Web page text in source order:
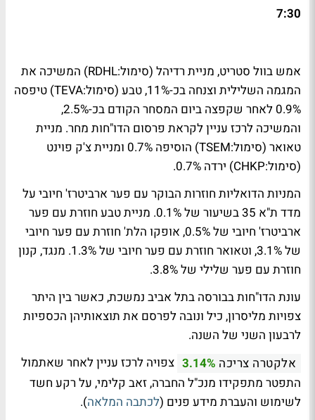
7:30
אמש בוול סטריט, מניית רדיהל (סימול:RDHL) המשיכה את
המגמה השלילית וצנחה בכ-11%, טבע (סימול:TEVA) טיפסה
0.9% לאחר שקפצה ביום המסחר הקודם בכ-2.5%,
והמשיכה לרכז עניין לקראת פרסום הדו"חות מחר. מניית
טאואר (סימול:TSEM) הוסיפה 0.7% ומניית צ'ק פוינט
(סימול:CHKP) ירדה 0.7%.
המניות הדואליות חוזרות הבוקר עם פער ארביטרז' חיובי על
מדד ת"א 35 בשיעור של 0.1%. מניית טבע חוזרת עם פער
ארביטרז' חיובי של 0.5%, אופקו הלת' חוזרת עם פער חיובי
של 3.1%, וטאואר חוזרת עם פער חיובי של 1.3%. מנגד, קנון
חוזרת עם פער שלילי של 3.8%.
עונת הדו"חות בבורסה בתל אביב נמשכת, כאשר בין היתר
צפויות מליסרון, כיל ונובה לפרסם את תוצאותיהן הכספיות
לרבעון השני של השנה.
אלקטרה צריכה 3.14% צפויה לרכז עניין לאחר שאתמול
התפטר מתפקידו מנכ"ל החברה, זאב קלימי, על רקע חשד
לשימוש והעברת מידע פנים (לכתבה המלאה).